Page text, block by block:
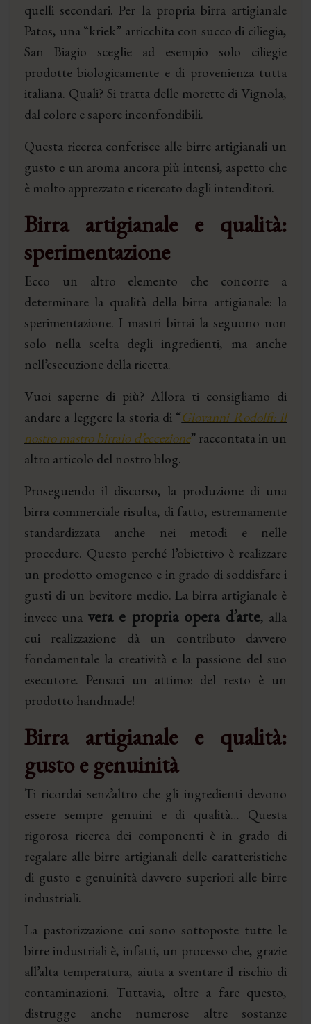
quelli secondari. Per la propria birra artigianale
Patos, una “kriek” arricchita con succo di ciliegia,
San Biagio sceglie ad esempio solo ciliegie
prodotte biologicamente e di provenienza tutta
italiana. Quali? Si tratta delle morette di Vignola,
dal colore e sapore inconfondibili.
Questa ricerca conferisce alle birre artigianali un
gusto e un aroma ancora più intensi, aspetto che
è molto apprezzato e ricercato dagli intenditori.
Birra artigianale e qualità:
sperimentazione
Ecco un altro elemento che concorre a
determinare la qualità della birra artigianale: la
sperimentazione. I mastri birrai la seguono non
solo nella scelta degli ingredienti, ma anche
nell’esecuzione della ricetta.
Vuoi saperne di più? Allora ti consigliamo di
andare a leggere la storia di “Giovanni Rodolfi: il
nostro mastro birraio d’eccezione” raccontata in un
altro articolo del nostro blog.
Proseguendo il discorso, la produzione di una
birra commerciale risulta, di fatto, estremamente
standardizzata anche nei metodi e nelle
procedure. Questo perché l’obiettivo è realizzare
un prodotto omogeneo e in grado di soddisfare i
gusti di un bevitore medio. La birra artigianale è
invece una vera e propria opera d’arte, alla
cui realizzazione dà un contributo davvero
fondamentale la creatività e la passione del suo
esecutore. Pensaci un attimo: del resto è un
prodotto handmade!
Birra artigianale e qualità:
gusto e genuinità
Ti ricordai senz’altro che gli ingredienti devono
essere sempre genuini e di qualità… Questa
rigorosa ricerca dei componenti è in grado di
regalare alle birre artigianali delle caratteristiche
di gusto e genuinità davvero superiori alle birre
industriali.
La pastorizzazione cui sono sottoposte tutte le
birre industriali è, infatti, un processo che, grazie
all’alta temperatura, aiuta a sventare il rischio di
contaminazioni. Tuttavia, oltre a fare questo,
distrugge anche numerose altre sostanze